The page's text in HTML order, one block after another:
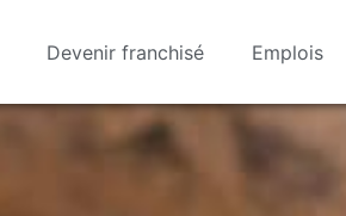
Devenir franchisé Emplois